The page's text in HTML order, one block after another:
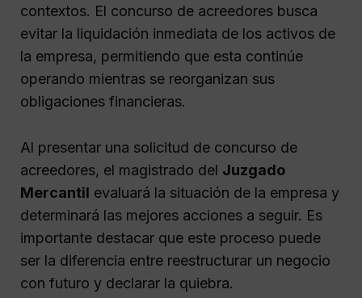
contextos. El concurso de acreedores busca
evitar la liquidación inmediata de los activos de
la empresa, permitiendo que esta continúe
operando mientras se reorganizan sus
obligaciones financieras.
Al presentar una solicitud de concurso de
acreedores, el magistrado del Juzgado
Mercantil evaluará la situación de la empresa y
determinará las mejores acciones a seguir. Es
importante destacar que este proceso puede
ser la diferencia entre reestructurar un negocio
con futuro y declarar la quiebra.